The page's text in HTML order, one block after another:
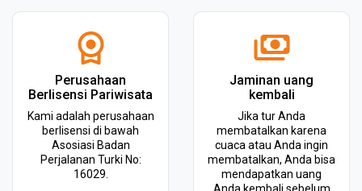
Perusahaan
Berlisensi Pariwisata
Kami adalah perusahaan
berlisensi di bawah
Asosiasi Badan
Perjalanan Turki No:
16029.
Jaminan uang
kembali
Jika tur Anda
membatalkan karena
cuaca atau Anda ingin
membatalkan, Anda bisa
mendapatkan uang